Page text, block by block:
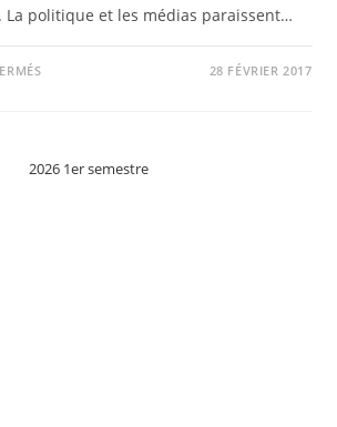
La politique et les médias paraissent…
SUR
APPEL
28 FÉVRIER 2017
2026 1er semestre